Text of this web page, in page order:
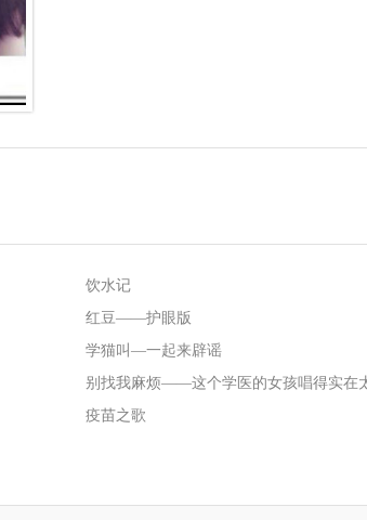
饮水记
红豆——护眼版
学猫叫—一起来辟谣
疫苗之歌